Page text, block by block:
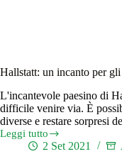
Hallstatt: un incanto per
L'incantevole paesino di
difficile venire via. È
diverse e restare sorpresi
Leggi tutto
Hallstatt:
2 Set 2021